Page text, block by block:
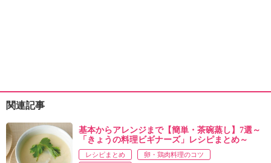
関連記事
基本からアレンジまで【簡単・茶碗蒸し】7選～
「きょうの料理ビギナーズ」レシピまとめ～
レシピまとめ
卵・鶏肉料理のコツ